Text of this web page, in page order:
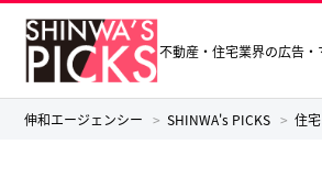
不動産・住宅業界の広告
伸和エージェンシー SHINWA's PICKS 住